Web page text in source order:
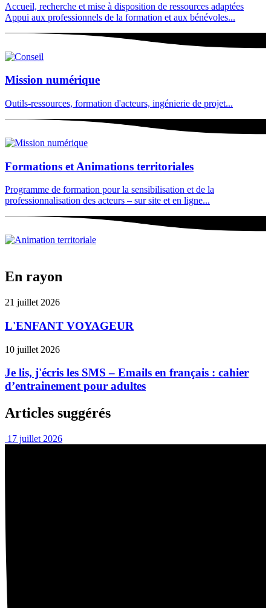
Accueil, recherche et mise à disposition de ressources adaptées
Appui aux professionnels de la formation et aux bénévoles...
Mission numérique
Outils-ressources, formation d'acteurs, ingénierie de projet...
Formations et Animations territoriales
Programme de formation pour la sensibilisation et de la
professionnalisation des acteurs – sur site et en ligne...
En rayon
21 juillet 2026
L'ENFANT VOYAGEUR
10 juillet 2026
Je lis, j'écris les SMS – Emails en français : cahier
d’entrainement pour adultes
Articles suggérés
17 juillet 2026